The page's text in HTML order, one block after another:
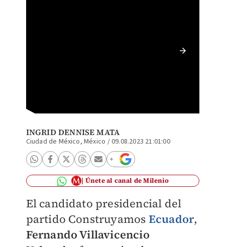
INGRID DENNISE MATA
Ciudad de México, México /09.08.2023 21:01:00
Únete al canal de Milenio
El candidato presidencial del
partido Construyamos Ecuador,
Fernando Villavicencio